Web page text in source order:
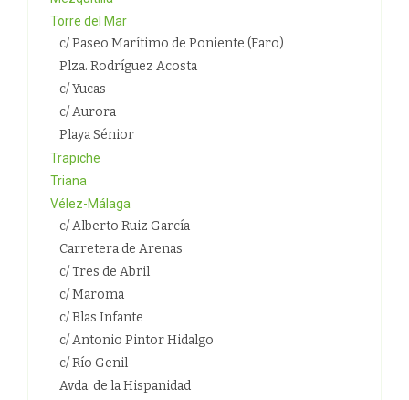
Torre del Mar
c/ Paseo Marítimo de Poniente (Faro)
Plza. Rodríguez Acosta
c/ Yucas
c/ Aurora
Playa Sénior
Trapiche
Triana
Vélez-Málaga
c/ Alberto Ruiz García
Carretera de Arenas
c/ Tres de Abril
c/ Maroma
c/ Blas Infante
c/ Antonio Pintor Hidalgo
c/ Río Genil
Avda. de la Hispanidad